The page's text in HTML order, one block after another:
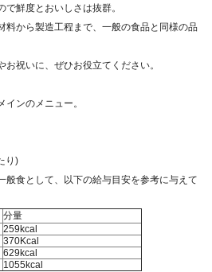
鮮度とおいしさは抜群。
料から製造工程まで、一般の食品と同様の品
祝いに、ぜひお役立てください。
ンのメニュー。
り)
食として、以下の給与目安を参考に与えて
分量
259kcal
370Kcal
629kcal
1055kcal